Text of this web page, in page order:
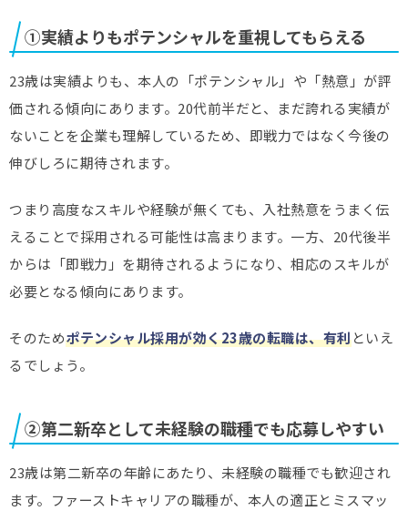
①実績よりもポテンシャルを重視してもらえる
23歳は実績よりも、本人の「ポテンシャル」や「熱意」が評
価される傾向にあります。20代前半だと、まだ誇れる実績が
ないことを企業も理解しているため、即戦力ではなく今後の
伸びしろに期待されます。
つまり高度なスキルや経験が無くても、入社熱意をうまく伝
えることで採用される可能性は高まります。一方、20代後半
からは「即戦力」を期待されるようになり、相応のスキルが
必要となる傾向にあります。
そのためポテンシャル採用が効く23歳の転職は、有利といえ
るでしょう。
②第二新卒として未経験の職種でも応募しやすい
23歳は第二新卒の年齢にあたり、未経験の職種でも歓迎され
ます。ファーストキャリアの職種が、本人の適正とミスマッ